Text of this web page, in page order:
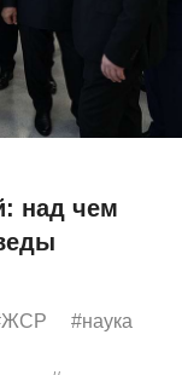
над чем
#наука